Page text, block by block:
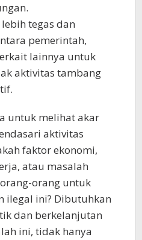
tegas dan
pemerintah,
lainnya untuk
aktivitas tambang
untuk melihat akar
aktivitas
faktor ekonomi,
atau masalah
orang untuk
ilegal ini? Dibutuhkan
dan berkelanjutan
ini, tidak hanya